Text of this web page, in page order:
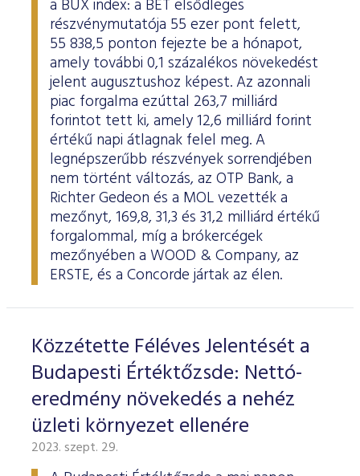
ESG Útmutató
a BUX index: a BÉT elsődleges
részvénymutatója 55 ezer pont felett,
55 838,5 ponton fejezte be a hónapot,
amely további 0,1 százalékos növekedést
jelent augusztushoz képest. Az azonnali
piac forgalma ezúttal 263,7 milliárd
forintot tett ki, amely 12,6 milliárd forint
értékű napi átlagnak felel meg. A
legnépszerűbb részvények sorrendjében
nem történt változás, az OTP Bank, a
Richter Gedeon és a MOL vezették a
mezőnyt, 169,8, 31,3 és 31,2 milliárd értékű
forgalommal, míg a brókercégek
mezőnyében a WOOD & Company, az
ERSTE, és a Concorde jártak az élen.
Közzétette Féléves Jelentését a
Budapesti Értéktőzsde: Nettó-
eredmény növekedés a nehéz
üzleti környezet ellenére
2023. szept. 29.